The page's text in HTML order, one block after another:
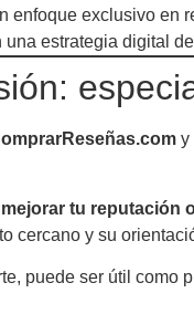
enfoque exclusivo en
una estrategia digital
y
mejorar tu reputación
cercano y su
puede ser útil como